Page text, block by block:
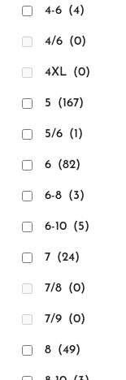
4-6 (4)
4/6 (0)
4XL (0)
5 (167)
5/6 (1)
6 (82)
6-8 (3)
6-10 (5)
7 (24)
7/8 (0)
7/9 (0)
8 (49)